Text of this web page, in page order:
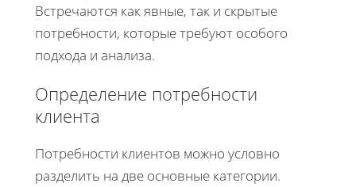
Встречаются как явные, так и скрытые
потребности, которые требуют особого
подхода и анализа.
Определение потребности
клиента
Потребности клиентов можно условно
разделить на две основные категории.